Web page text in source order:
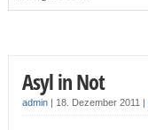
Asyl in Not
admin| 18. Dezember 2011 |